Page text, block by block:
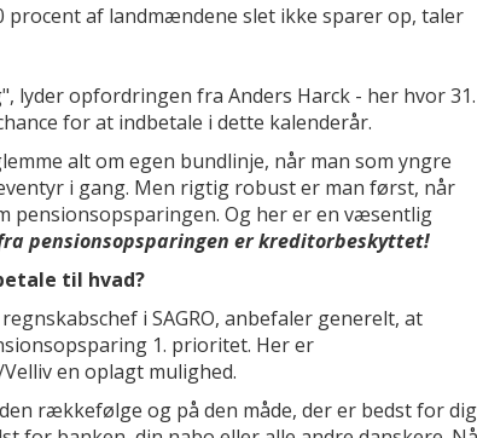
procent af landmændene slet ikke sparer op, taler
lyder opfordringen fra Anders Harck - her hvor 31.
for at indbetale i dette kalenderår.
alt om egen bundlinje, når man som yngre
i gang. Men rigtig robust er man først, når
pensionsopsparingen. Og her er en væsentlig
pensionsopsparingen er kreditorbeskyttet!
til hvad?
i SAGRO, anbefaler generelt, at
1. prioritet. Her er
en oplagt mulighed.
rækkefølge og på den måde, der er bedst for